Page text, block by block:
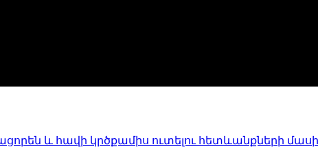
և հավի կրծքամիս ուտելու հետևանքների